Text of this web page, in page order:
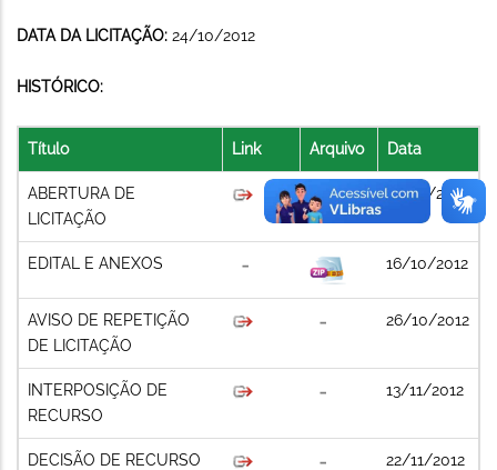
DATA DA LICITAÇÃO: 24/10/2012
HISTÓRICO:
Título Link Arquivo Data
ABERTURA DE
LICITAÇÃO
16/10/2012
EDITAL E ANEXOS 16/10/2012
AVISO DE REPETIÇÃO
DE LICITAÇÃO
26/10/2012
INTERPOSIÇÃO DE
RECURSO
13/11/2012
DECISÃO DE RECURSO 22/11/2012